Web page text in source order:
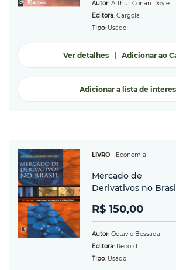
Autor: Arthur Conan Doyle
Editora: Gargola
Tipo: Usado
Ver detalhes| Adicionar ao
Adicionar a lista de
LIVRO - Economia
Mercado de
Derivativos no
R$ 150,00
Autor: Octavio Bessada
Editora: Record
Tipo: Usado